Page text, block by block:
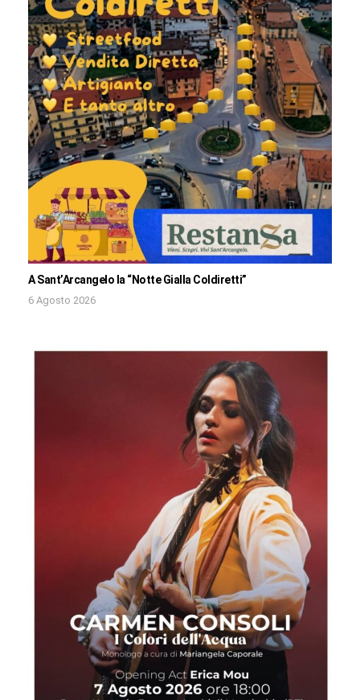
A Sant’Arcangelo la “Notte Gialla Coldiretti”
6 Agosto 2026